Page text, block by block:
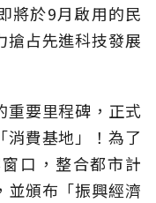
將於9月啟用的民
搶占先進科技發展
重要里程碑，正式
消費基地」！為了
口，整合都市計
並頒布「振興經濟